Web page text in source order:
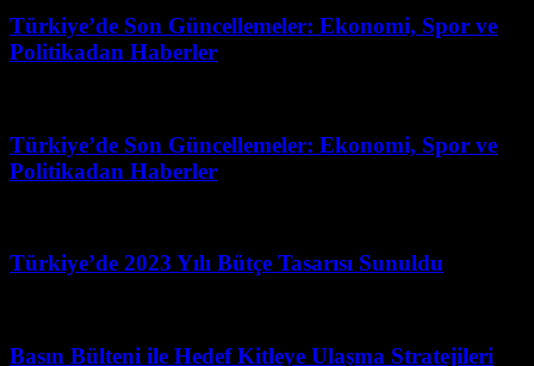
Türkiye’de Son Güncellemeler: Ekonomi, Spor ve
Politikadan Haberler
Türkiye’de Son Güncellemeler: Ekonomi, Spor ve
Politikadan Haberler
Türkiye’de 2023 Yılı Bütçe Tasarısı Sunuldu
Basın Bülteni ile Hedef Kitleye Ulaşma Stratejileri